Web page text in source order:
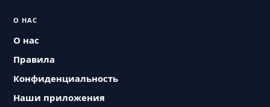
О НАС
О нас
Правила
Конфиденциальность
Наши приложения